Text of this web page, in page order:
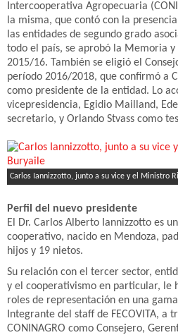
Intercooperativa Agropecuaria
la misma, que contó con la
las entidades de segundo grado
todo el país, se aprobó la Memoria
2015/16. También se eligió el
período 2016/2018, que confirmó a
como presidente de la entidad. Lo
vicepresidencia, Egidio Mailland,
secretario, y Orlando Stvass como
Carlos Iannizzotto, junto a su vice y el Ministro
Perfil del nuevo presidente
El Dr. Carlos Alberto Iannizzotto es
cooperativo, nacido en Mendoza,
hijos y 19 nietos.
Su relación con el tercer sector,
y el cooperativismo en particular, le
roles de representación en una
Integrante del staff de FECOVITA, a
CONINAGRO como Consejero,